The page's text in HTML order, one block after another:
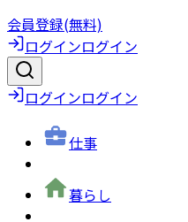
会員登録(無料)
ログインログイン
ログインログイン
仕事
暮らし